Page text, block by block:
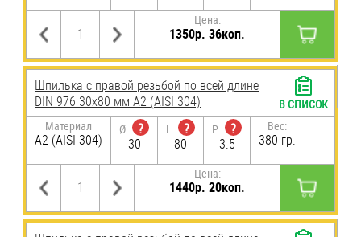
Цена:
1350р. 36коп.
Шпилька с правой резьбой по всей длине
DIN 976 30х80 мм А2 (AISI 304)
Материал
А2 (AISI 304)
Ø
?
30
L
?
80
P
?
3.5
Вес:
380 гр.
Цена:
1440р. 20коп.
В СПИСОК